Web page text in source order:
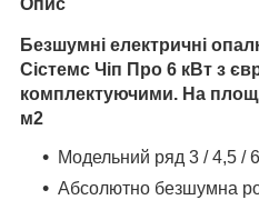
Безшумні електричні
Сістемс Чіп Про 6 кВт з
комплектуючими. На
м2
Модельний ряд 3 / 4,5 /
Абсолютно безшумна